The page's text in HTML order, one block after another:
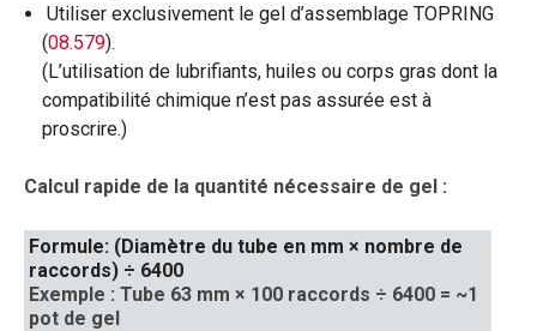
Utiliser exclusivement le gel d’assemblage TOPRING
(08.579).
(L’utilisation de lubrifiants, huiles ou corps gras dont la
compatibilité chimique n’est pas assurée est à
proscrire.)
Calcul rapide de la quantité nécessaire de gel :
Formule: (Diamètre du tube en mm × nombre de
raccords) ÷ 6400
Exemple : Tube 63 mm × 100 raccords ÷ 6400 = ~1
pot de gel